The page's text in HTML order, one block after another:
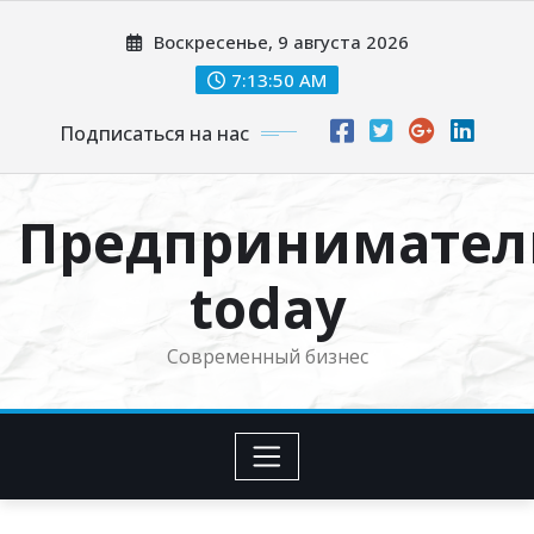
Воскресенье, 9 августа 2026
7:13:51 AM
Подписаться на нас
today
Современный бизнес